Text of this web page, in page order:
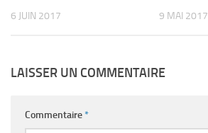
6 JUIN 2017 9 MAI 2017
LAISSER UN COMMENTAIRE
Commentaire*